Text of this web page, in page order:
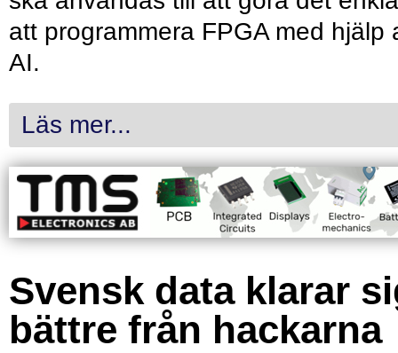
att programmera FPGA med hjälp
AI.
Läs mer...
Svensk data klarar
bättre från hackarna